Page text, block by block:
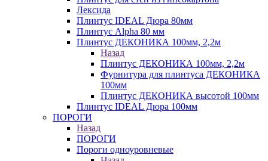
Лексида
Плинтус IDEAL Дюра 80мм
Плинтус Alpha 80 мм
Плинтус ДЕКОНИКА 100мм, 2,2м
Назад
Плинтус ДЕКОНИКА 100мм, 2,2м
Фурнитура для плинтуса ДЕКОНИКА
100мм
Плинтус ДЕКОНИКА высотой 100мм
Плинтус IDEAL Дюра 100мм
ПОРОГИ
Назад
ПОРОГИ
Пороги одноуровневые